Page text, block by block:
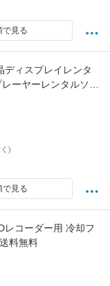
で見る
ディスプレイレンタ
ーヤーレンタルソニ
プレーヤーBDP-
)
で見る
レコーダー用 冷却フ
料無料